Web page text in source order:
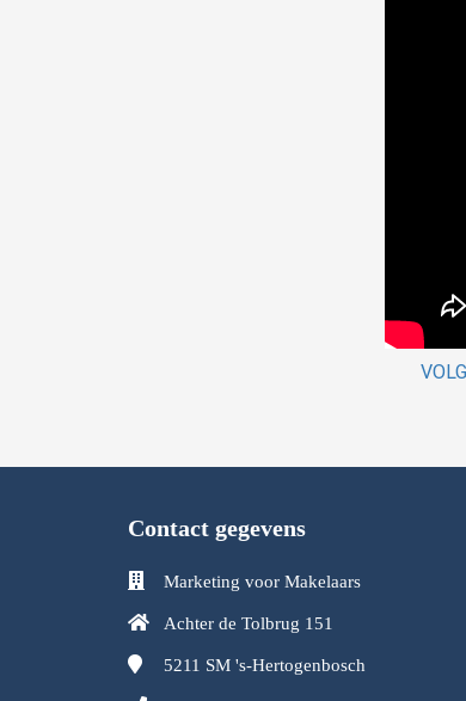
Contact gegevens
Marketing voor Makelaars
Achter de Tolbrug 151
5211 SM 's-Hertogenbosch